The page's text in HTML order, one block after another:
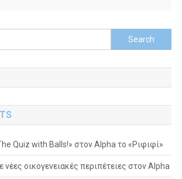
Search
for:
Quiz with Balls!» στον Alpha το «Ριφιφί»
νέες οικογενειακές περιπέτειες στον Alpha